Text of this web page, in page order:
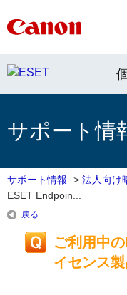
サポート情
サポート情報 > 法人向け
ESET Endpoin...
戻る
ご利用中
イセンス